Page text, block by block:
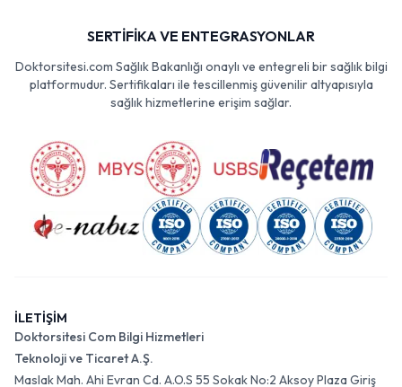
SERTİFİKA VE ENTEGRASYONLAR
Doktorsitesi.com Sağlık Bakanlığı onaylı ve entegreli bir sağlık bilgi
platformudur. Sertifikaları ile tescillenmiş güvenilir altyapısıyla
sağlık hizmetlerine erişim sağlar.
İLETİŞİM
Doktorsitesi Com Bilgi Hizmetleri
Teknoloji ve Ticaret A.Ş.
Maslak Mah. Ahi Evran Cd. A.O.S 55 Sokak No:2 Aksoy Plaza Giriş